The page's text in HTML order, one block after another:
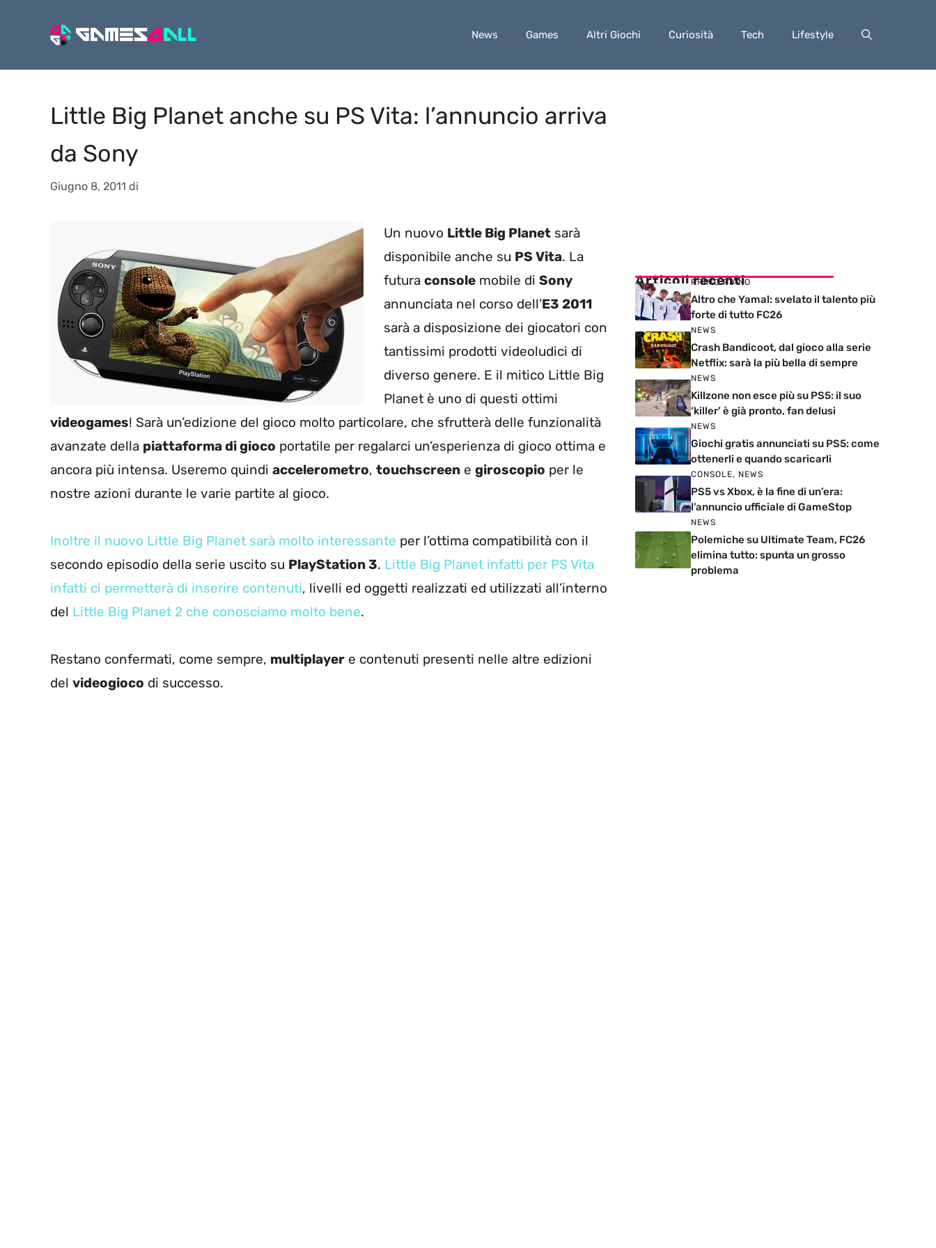
News Games Altri Giochi Curiosità Tech Lifestyle
Little Big Planet anche su PS Vita: l’annuncio arriva
da Sony
Giugno 8, 2011 di
Un nuovo Little Big Planetsarà
disponibile anche su PS Vita. La
futura consolemobile di Sony
annunciata nel corso dell’E3 2011
sarà a disposizione dei giocatori con
tantissimi prodotti videoludici di
diverso genere. E il mitico Little Big
Planet è uno di questi ottimi
videogames! Sarà un’edizione del gioco molto particolare, che sfrutterà delle funzionalità
avanzate della piattaforma di gioco portatile per regalarci un’esperienza di gioco ottima e
ancora più intensa. Useremo quindi accelerometro, touchscreen e giroscopio per le
nostre azioni durante le varie partite al gioco.
Inoltre il nuovo Little Big Planet sarà molto interessante per l’ottima compatibilità con il
secondo episodio della serie uscito su PlayStation 3. Little Big Planet infatti per PS Vita
infatti ci permetterà di inserire contenuti, livelli ed oggetti realizzati ed utilizzati all’interno
del Little Big Planet 2 che conosciamo molto bene.
Restano confermati, come sempre, multiplayer e contenuti presenti nelle altre edizioni
del videogioco di successo.
Articoli recenti
PRIMO PIANO
Altro che Yamal: svelato il talento più
forte di tutto FC26
NEWS
Crash Bandicoot, dal gioco alla serie
Netflix: sarà la più bella di sempre
NEWS
Killzone non esce più su PS5: il suo
‘killer’ è già pronto, fan delusi
NEWS
Giochi gratis annunciati su PS5: come
ottenerli e quando scaricarli
CONSOLE, NEWS
PS5 vs Xbox, è la fine di un’era:
l’annuncio ufficiale di GameStop
NEWS
Polemiche su Ultimate Team, FC26
elimina tutto: spunta un grosso
problema